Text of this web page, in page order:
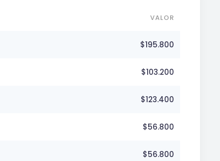
VALOR
$195.800
$103.200
$123.400
$56.800
$56.800